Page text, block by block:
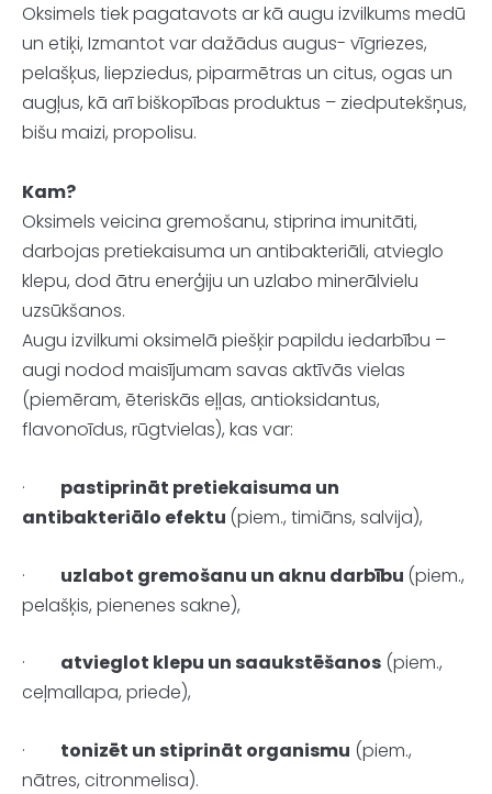
Oksimels tiek pagatavots ar kā augu izvilkums medū
un etiķi, Izmantot var dažādus augus- vīgriezes,
pelašķus, liepziedus, piparmētras un citus, ogas un
augļus, kā arī biškopības produktus – ziedputekšņus,
bišu maizi, propolisu.
Kam?
Oksimels veicina gremošanu, stiprina imunitāti,
darbojas pretiekaisuma un antibakteriāli, atvieglo
klepu, dod ātru enerģiju un uzlabo minerālvielu
uzsūkšanos.
Augu izvilkumi oksimelā piešķir papildu iedarbību –
augi nodod maisījumam savas aktīvās vielas
(piemēram, ēteriskās eļļas, antioksidantus,
flavonoīdus, rūgtvielas), kas var:
·
pastiprināt pretiekaisuma un
antibakteriālo efektu (piem., timiāns, salvija),
· uzlabot gremošanu un aknu darbību (piem.,
pelašķis, pienenes sakne),
· atvieglot klepu un saaukstēšanos (piem.,
ceļmallapa, priede),
· tonizēt un stiprināt organismu (piem.,
nātres, citronmelisa).